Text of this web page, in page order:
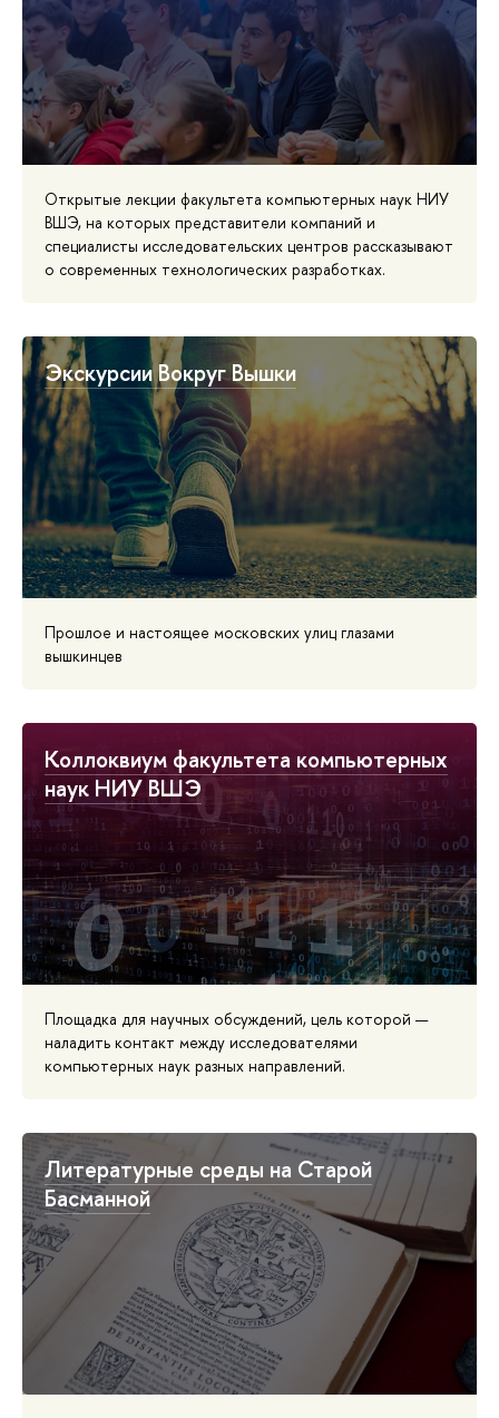
Открытые лекции факультета компьютерных наук НИУ
ВШЭ, на которых представители компаний и
специалисты исследовательских центров рассказывают
о современных технологических разработках.
Экскурсии Вокруг Вышки
Прошлое и настоящее московских улиц глазами
вышкинцев
Коллоквиум факультета компьютерных
наук НИУ ВШЭ
Площадка для научных обсуждений, цель которой —
наладить контакт между исследователями
компьютерных наук разных направлений.
Литературные среды на Старой
Басманной